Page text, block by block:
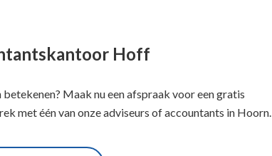
Hoff
Maak nu een afspraak voor een gratis
met één van onze adviseurs of accountants in Hoorn.